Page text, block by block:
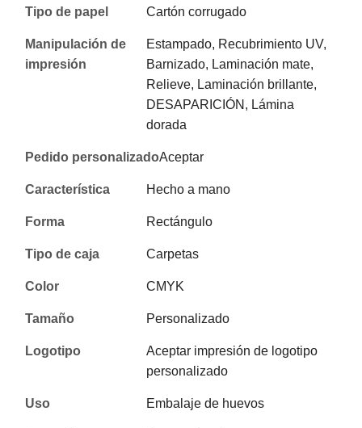
Tipo de papel Cartón corrugado
Manipulación de
impresión
Estampado, Recubrimiento UV,
Barnizado, Laminación mate,
Relieve, Laminación brillante,
DESAPARICIÓN, Lámina
dorada
Pedido personalizadoAceptar
Característica Hecho a mano
Forma Rectángulo
Tipo de caja Carpetas
Color CMYK
Tamaño Personalizado
Logotipo
Aceptar impresión de logotipo
personalizado
Uso Embalaje de huevos